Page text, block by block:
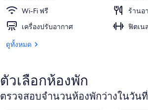
Wi-Fi ฟรี
ร้านอ
เครื่องปรับอากาศ
ฟิตเน
ดูทั้งหมด
ตัวเลือกห้องพัก
ตรวจสอบจำนวนห้องพักว่างในวัน